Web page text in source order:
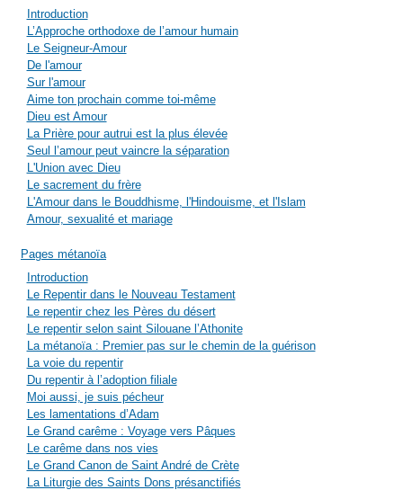
Introduction
L’Approche orthodoxe de l’amour humain
Le Seigneur-Amour
De l'amour
Sur l'amour
Aime ton prochain comme toi-même
Dieu est Amour
La Prière pour autrui est la plus élevée
Seul l’amour peut vaincre la séparation
L'Union avec Dieu
Le sacrement du frère
L'Amour dans le Bouddhisme, l'Hindouisme, et l'Islam
Amour, sexualité et mariage
Pages métanoïa
Introduction
Le Repentir dans le Nouveau Testament
Le repentir chez les Pères du désert
Le repentir selon saint Silouane l’Athonite
La métanoïa : Premier pas sur le chemin de la guérison
La voie du repentir
Du repentir à l’adoption filiale
Moi aussi, je suis pécheur
Les lamentations d’Adam
Le Grand carême : Voyage vers Pâques
Le carême dans nos vies
Le Grand Canon de Saint André de Crète
La Liturgie des Saints Dons présanctifiés